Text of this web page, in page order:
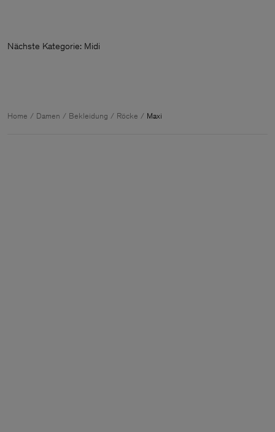
Nächste Kategorie: Mid
Home Damen Bekleidung Röcke Maxi